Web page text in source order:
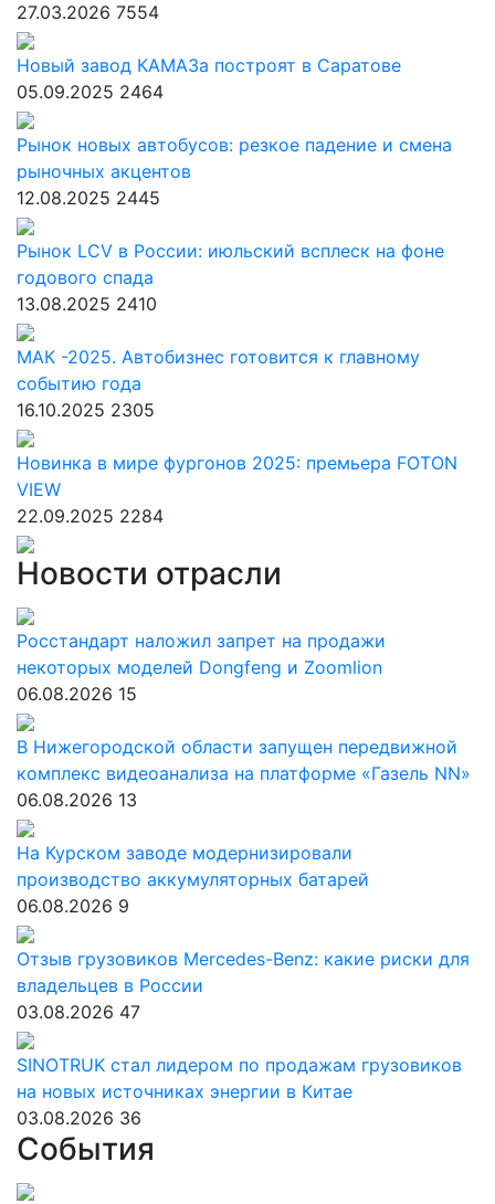
27.03.2026 7554
Новый завод КАМАЗа построят в Саратове
05.09.2025 2464
Рынок новых автобусов: резкое падение и смена
рыночных акцентов
12.08.2025 2445
Рынок LCV в России: июльский всплеск на фоне
годового спада
13.08.2025 2410
МАК -2025. Автобизнес готовится к главному
событию года
16.10.2025 2305
Новинка в мире фургонов 2025: премьера FOTON
VIEW
22.09.2025 2284
Новости отрасли
Росстандарт наложил запрет на продажи
некоторых моделей Dongfeng и Zoomlion
06.08.2026 15
В Нижегородской области запущен передвижной
комплекс видеоанализа на платформе «Газель NN»
06.08.2026 13
На Курском заводе модернизировали
производство аккумуляторных батарей
06.08.2026 9
Отзыв грузовиков Mercedes-Benz: какие риски для
владельцев в России
03.08.2026 47
SINOTRUK стал лидером по продажам грузовиков
на новых источниках энергии в Китае
03.08.2026 36
События